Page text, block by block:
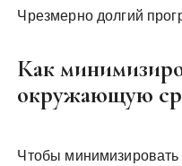
Чрезмерно долгий
Как
окружающую
Чтобы минимизировать